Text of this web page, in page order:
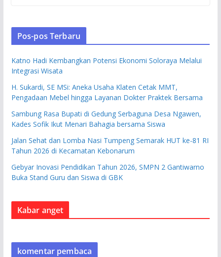
Pos-pos Terbaru
Katno Hadi Kembangkan Potensi Ekonomi Soloraya Melalui
Integrasi Wisata
H. Sukardi, SE MSi: Aneka Usaha Klaten Cetak MMT,
Pengadaan Mebel hingga Layanan Dokter Praktek Bersama
Sambung Rasa Bupati di Gedung Serbaguna Desa Ngawen,
Kades Sofik Ikut Menari Bahagia bersama Siswa
Jalan Sehat dan Lomba Nasi Tumpeng Semarak HUT ke-81 RI
Tahun 2026 di Kecamatan Kebonarum
Gebyar Inovasi Pendidikan Tahun 2026, SMPN 2 Gantiwarno
Buka Stand Guru dan Siswa di GBK
Kabar anget
komentar pembaca